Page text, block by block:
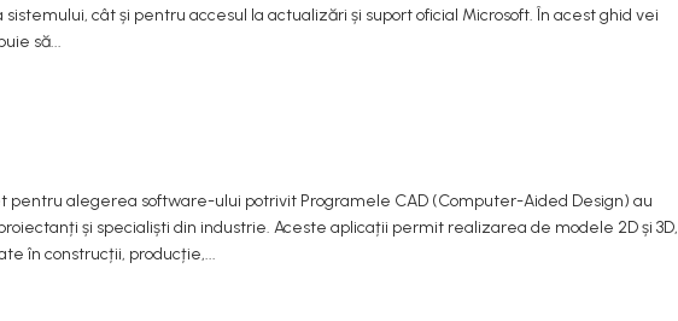
cât și pentru accesul la actualizări și suport oficial Microsoft. În acest ghid vei
să...
pentru alegerea software-ului potrivit Programele CAD (Computer-Aided Design) au
și specialiști din industrie. Aceste aplicații permit realizarea de modele 2D și 3D,
în construcții, producție,...